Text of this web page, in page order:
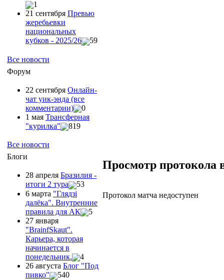
1
21 сентября Превью
жеребьевки
национальных
кубков - 2025/26
59
Все новости
Форум
22 сентября Онлайн-
чат уик-энда (все
комментарии)
0
1 мая Трансферная
"курилка"
819
Все новости
Блоги
28 апреля Бразилия -
итоги 2 тура
53
6 марта "Глядзi
далёка". Внутренние
правила для АК
5
27 января
"ВrainfSkaut".
Карьера, которая
начинается в
понедельник.
4
26 августа Блог "Под
пивко"
540
Просмотр протокола
Протокол матча недоступен